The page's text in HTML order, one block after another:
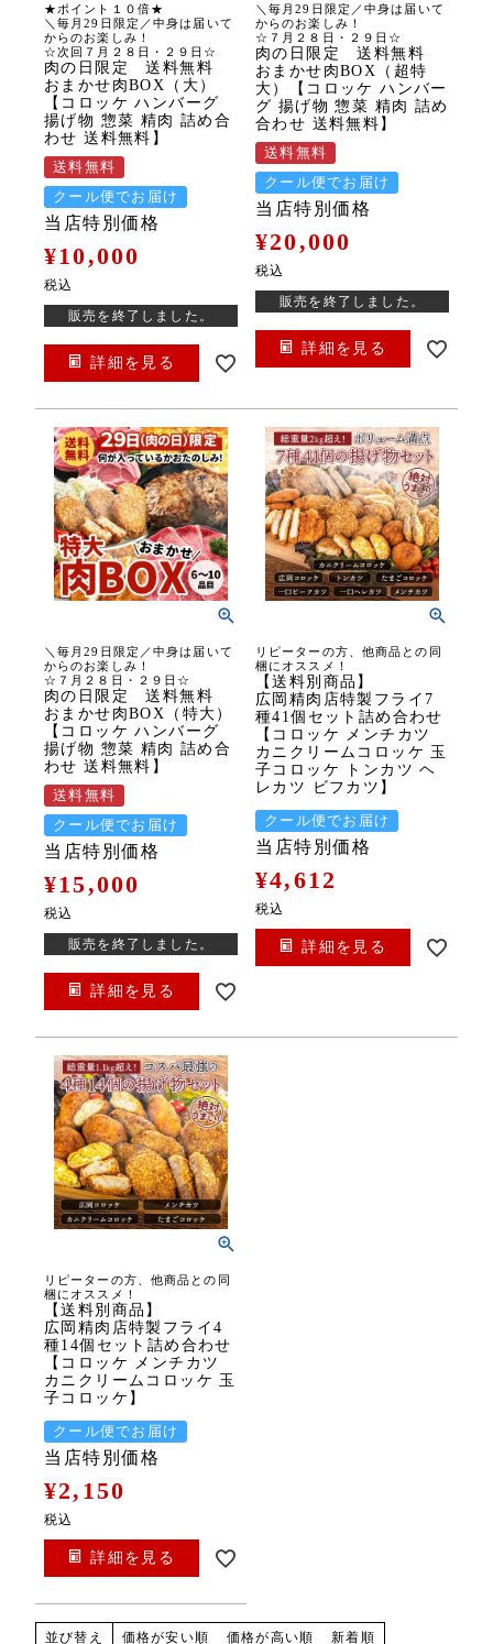
★ポイント１０倍★
＼毎月29日限定／中身は届いて
からのお楽しみ！
☆次回７月２８日・２９日☆
肉の日限定 送料無料
おまかせ肉BOX（大）
【コロッケ ハンバーグ
揚げ物 惣菜 精肉 詰め合
わせ 送料無料】
送料無料
クール便でお届け
当店特別価格
¥10,000
税込
販売を終了しました。
詳細を見る
＼毎月29日限定／中身は届いて
からのお楽しみ！
☆７月２８日・２９日☆
肉の日限定 送料無料
おまかせ肉BOX（超特
大）【コロッケ ハンバー
グ 揚げ物 惣菜 精肉 詰め
合わせ 送料無料】
送料無料
クール便でお届け
当店特別価格
¥20,000
税込
販売を終了しました。
詳細を見る
＼毎月29日限定／中身は届いて
からのお楽しみ！
☆７月２８日・２９日☆
肉の日限定 送料無料
おまかせ肉BOX（特大）
【コロッケ ハンバーグ
揚げ物 惣菜 精肉 詰め合
わせ 送料無料】
送料無料
クール便でお届け
当店特別価格
¥15,000
税込
販売を終了しました。
詳細を見る
リピーターの方、他商品との同
梱にオススメ！
【送料別商品】
広岡精肉店特製フライ7
種41個セット詰め合わせ
【コロッケ メンチカツ
カニクリームコロッケ 玉
子コロッケ トンカツ ヘ
レカツ ビフカツ】
クール便でお届け
当店特別価格
¥4,612
税込
詳細を見る
リピーターの方、他商品との同
梱にオススメ！
【送料別商品】
広岡精肉店特製フライ4
種14個セット詰め合わせ
【コロッケ メンチカツ
カニクリームコロッケ 玉
子コロッケ】
クール便でお届け
当店特別価格
¥2,150
税込
詳細を見る
並び替え 価格が安い順 価格が高い順 新着順